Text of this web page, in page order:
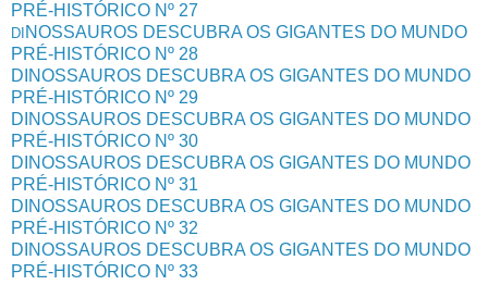
PRÉ-HISTÓRICO Nº 27
DI NOSSAUROS DESCUBRA OS GIGANTES DO MUNDO
PRÉ-HISTÓRICO Nº 28
DINOSSAUROS DESCUBRA OS GIGANTES DO MUNDO
PRÉ-HISTÓRICO Nº 29
DINOSSAUROS DESCUBRA OS GIGANTES DO MUNDO
PRÉ-HISTÓRICO Nº 30
DINOSSAUROS DESCUBRA OS GIGANTES DO MUNDO
PRÉ-HISTÓRICO Nº 31
DINOSSAUROS DESCUBRA OS GIGANTES DO MUNDO
PRÉ-HISTÓRICO Nº 32
DINOSSAUROS DESCUBRA OS GIGANTES DO MUNDO
PRÉ-HISTÓRICO Nº 33